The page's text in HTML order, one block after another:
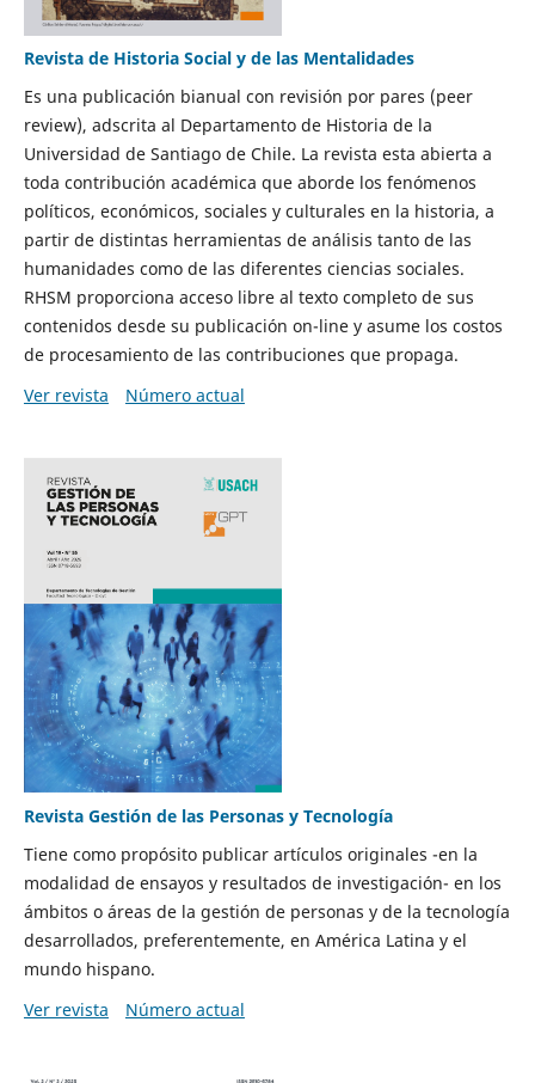
Revista de Historia Social y de las Mentalidades
Es una publicación bianual con revisión por pares (peer
review), adscrita al Departamento de Historia de la
Universidad de Santiago de Chile. La revista esta abierta a
toda contribución académica que aborde los fenómenos
políticos, económicos, sociales y culturales en la historia, a
partir de distintas herramientas de análisis tanto de las
humanidades como de las diferentes ciencias sociales.
RHSM proporciona acceso libre al texto completo de sus
contenidos desde su publicación on-line y asume los costos
de procesamiento de las contribuciones que propaga.
Ver revista
Número actual
Revista Gestión de las Personas y Tecnología
Tiene como propósito publicar artículos originales -en la
modalidad de ensayos y resultados de investigación- en los
ámbitos o áreas de la gestión de personas y de la tecnología
desarrollados, preferentemente, en América Latina y el
mundo hispano.
Ver revista
Número actual